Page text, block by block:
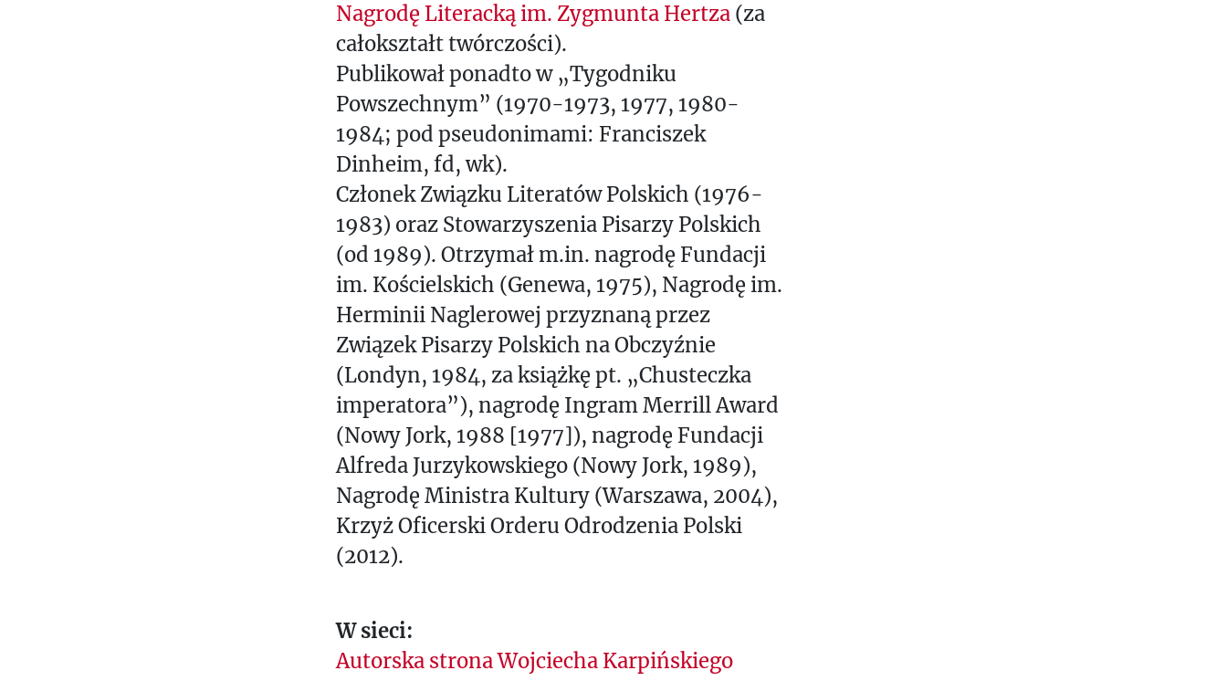
Nagrodę Literacką im. Zygmunta Hertza(za
całokształt twórczości).
Publikował ponadto w „Tygodniku
Powszechnym” (1970-1973, 1977, 1980-
1984; pod pseudonimami: Franciszek
Dinheim, fd, wk).
Członek Związku Literatów Polskich (1976-
1983) oraz Stowarzyszenia Pisarzy Polskich
(od 1989). Otrzymał m.in. nagrodę Fundacji
im. Kościelskich (Genewa, 1975), Nagrodę im.
Herminii Naglerowej przyznaną przez
Związek Pisarzy Polskich na Obczyźnie
(Londyn, 1984, za książkę pt. „Chusteczka
imperatora”), nagrodę Ingram Merrill Award
(Nowy Jork, 1988 [1977]), nagrodę Fundacji
Alfreda Jurzykowskiego (Nowy Jork, 1989),
Nagrodę Ministra Kultury (Warszawa, 2004),
Krzyż Oficerski Orderu Odrodzenia Polski
(2012).
W sieci:
Autorska strona Wojciecha Karpińskiego